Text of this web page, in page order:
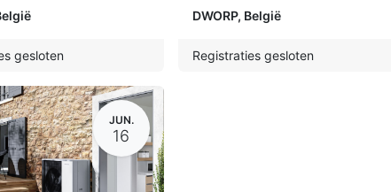
gesloten
DWORP, België
Registraties gesloten
JUN.
16